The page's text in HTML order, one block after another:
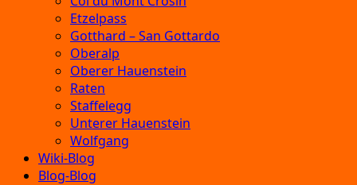
Etzelpass
Gotthard – San Gottardo
Oberalp
Oberer Hauenstein
Raten
Staffelegg
Unterer Hauenstein
Wolfgang
Wiki-Blog
Blog-Blog